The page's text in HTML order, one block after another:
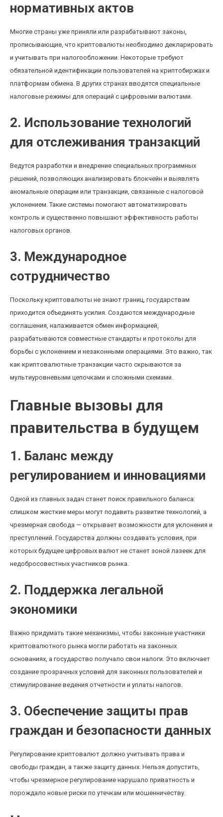
нормативных актов
Многие страны уже приняли или разрабатывают законы,
прописывающие, что криптовалюты необходимо декларировать
и учитывать при налогообложении. Некоторые требуют
обязательной идентификации пользователей на криптобиржах и
платформам обмена. В других странах вводятся специальные
налоговые режимы для операций с цифровыми валютами.
2. Использование технологий
для отслеживания транзакций
Ведутся разработки и внедрение специальных программных
решений, позволяющих анализировать блокчейн и выявлять
аномальные операции или транзакции, связанные с налоговой
уклонением. Такие системы помогают автоматизировать
контроль и существенно повышают эффективность работы
налоговых органов.
3. Международное
сотрудничество
Поскольку криптовалюты не знают границ, государствам
приходится объединять усилия. Создаются международные
соглашения, налаживается обмен информацией,
разрабатываются совместные стандарты и протоколы для
борьбы с уклонением и незаконными операциями. Это важно, так
как криптовалютные транзакции часто скрываются за
мультиуровневыми цепочками и сложными схемами.
Главные вызовы для
правительства в будущем
1. Баланс между
регулированием и инновациями
Одной из главных задач станет поиск правильного баланса:
слишком жесткие меры могут подавить развитие технологий, а
чрезмерная свобода — открывает возможности для уклонения и
преступлений. Государства должны создавать условия, при
которых будущее цифровых валют не станет зоной лазеек для
недобросовестных участников рынка.
2. Поддержка легальной
экономики
Важно придумать такие механизмы, чтобы законные участники
криптовалютного рынка могли работать на законных
основаниях, а государство получало свои налоги. Это включает
создание прозрачных условий для законных пользователей и
стимулирование ведения отчетности и уплаты налогов.
3. Обеспечение защиты прав
граждан и безопасности данных
Регулирование криптовалют должно учитывать права и
свободы граждан, а также защиту данных. Нельзя допустить,
чтобы чрезмерное регулирование нарушало приватность и
порождало новые риски по утечкам или мошенничеству.